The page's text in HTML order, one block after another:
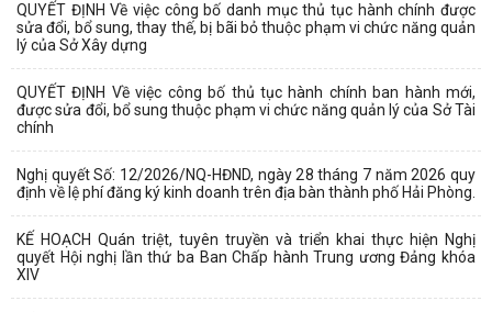
QUYẾT ĐỊNH Về việc công bố danh mục thủ tục hành chính được
sửa đổi, bổ sung, thay thế, bị bãi bỏ thuộc phạm vi chức năng quản
lý của Sở Xây dựng
QUYẾT ĐỊNH Về việc công bố thủ tục hành chính ban hành mới,
được sửa đổi, bổ sung thuộc phạm vi chức năng quản lý của Sở Tài
chính
Nghị quyết Số: 12/2026/NQ-HĐND, ngày 28 tháng 7 năm 2026 quy
định về lệ phí đăng ký kinh doanh trên địa bàn thành phố Hải Phòng.
KẾ HOẠCH Quán triệt, tuyên truyền và triển khai thực hiện Nghị
quyết Hội nghị lần thứ ba Ban Chấp hành Trung ương Đảng khóa
XIV